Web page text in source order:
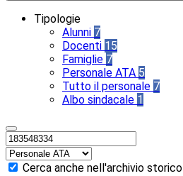
Tipologie
Alunni 7
Docenti 15
Famiglie 7
Personale ATA 5
Tutto il personale 7
Albo sindacale 1
Cerca anche nell'archivio storico